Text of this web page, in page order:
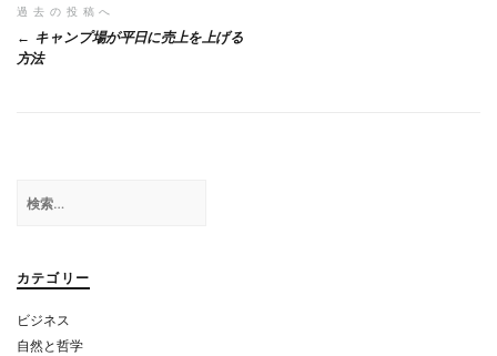
ー
投
稿
ー
ョ
ン
過去の投稿へ
キャンプ場が平日に売上を上げる
方法
索:
カテゴリー
ビジネス
自然と哲学